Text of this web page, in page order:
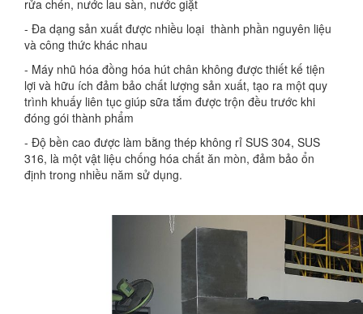
rửa chén, nước lau sàn, nước giặt
- Đa dạng sản xuất được nhiều loại thành phần nguyên liệu
và công thức khác nhau
- Máy nhũ hóa đồng hóa hút chân không được thiết kế tiện
lợi và hữu ích đảm bảo chất lượng sản xuất, tạo ra một quy
trình khuấy liên tục giúp sữa tắm được trộn đều trước khi
đóng gói thành phẩm
- Độ bền cao được làm bằng thép không rỉ SUS 304, SUS
316, là một vật liệu chống hóa chất ăn mòn, đảm bảo ổn
định trong nhiều năm sử dụng.